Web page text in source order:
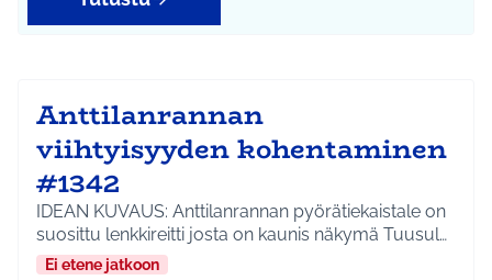
Anttilanrannan
viihtyisyyden kohentaminen
#1342
IDEAN KUVAUS: Anttilanrannan pyörätiekaistale on
suosittu lenkkireitti josta on kaunis näkymä Tuusul…
Ei etene jatkoon